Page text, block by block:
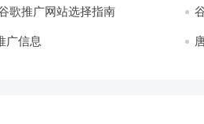
歌推广网站选择指南
广信息